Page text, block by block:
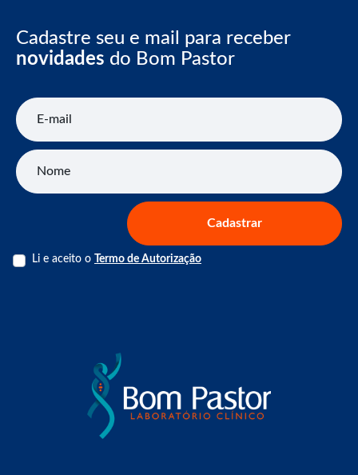
Cadastre seu e mail para receber
novidades do Bom Pastor
E-mail
Nome
Cadastrar
Li e aceito o Termo de Autorização